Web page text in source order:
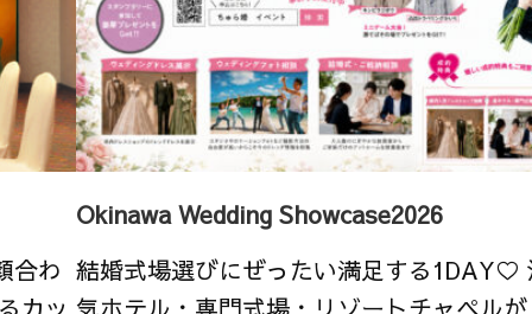
合わ
カッ
Okinawa Wedding Showcase2026
結婚式場選びにぜったい満足する1DAY♡
気ホテル・専門式場・リゾートチャペル